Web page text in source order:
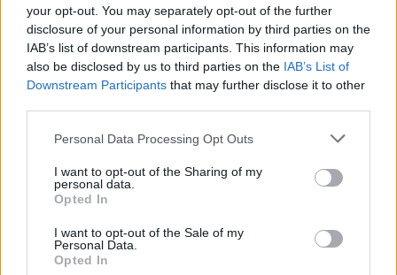
your opt-out. You may separately opt-out of the further
disclosure of your personal information by third parties on the
IAB’s list of downstream participants. This information may
also be disclosed by us to third parties on the IAB’s List of
Downstream Participants that may further disclose it to other
Please note that this website/app uses one or more Google
not limited to your visit or usage behaviour. You may click to
grant or deny consent to Google and its third-party tags to
use your data for below specified purposes in below Google
consent section.
Personal Data Processing Opt Outs
I want to opt-out of the Sharing of my
personal data.
Opted In
I want to opt-out of the Sale of my
Personal Data.
Opted In